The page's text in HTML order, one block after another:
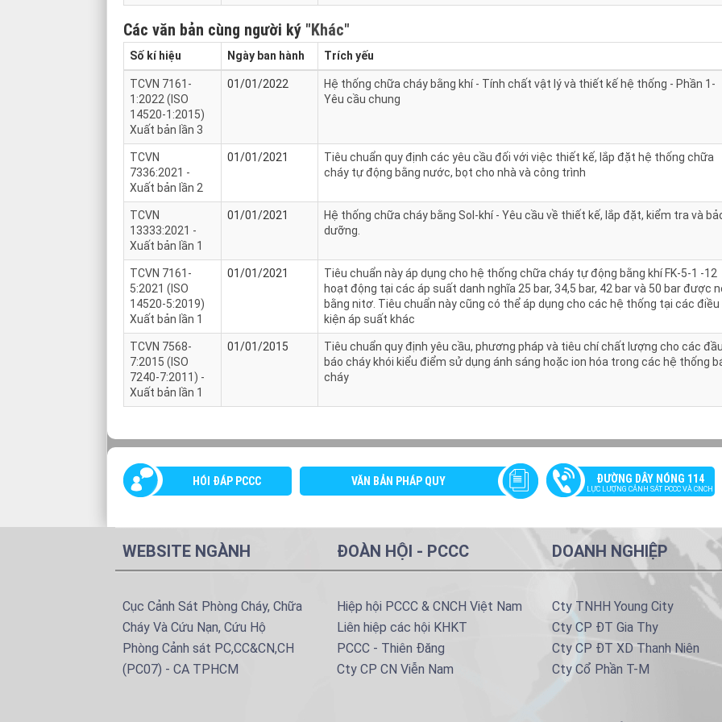
Các văn bản cùng người ký "Khác"
Số kí hiệu Ngày ban hành Trích yếu
TCVN 7161-
1:2022 (ISO
14520-1:2015)
Xuất bản lần 3
01/01/2022
Hệ thống chữa cháy bằng khí - Tính chất vật lý và thiết kế hệ thống - Phần 1-
Yêu cầu chung
TCVN
7336:2021 -
Xuất bản lần 2
01/01/2021
Tiêu chuẩn quy định các yêu cầu đối với việc thiết kế, lắp đặt hệ thống chữa
cháy tự động bằng nước, bọt cho nhà và công trình
TCVN
13333:2021 -
Xuất bản lần 1
01/01/2021
Hệ thống chữa cháy bằng Sol-khí - Yêu cầu về thiết kế, lắp đặt, kiểm tra và
dưỡng.
TCVN 7161-
5:2021 (ISO
14520-5:2019)
Xuất bản lần 1
01/01/2021
Tiêu chuẩn này áp dụng cho hệ thống chữa cháy tự động bằng khí FK-5-1 -12
hoạt động tại các áp suất danh nghĩa 25 bar, 34,5 bar, 42 bar và 50 bar được
bằng nitơ. Tiêu chuẩn này cũng có thể áp dụng cho các hệ thống tại các điều
kiện áp suất khác
TCVN 7568-
7:2015 (ISO
7240-7:2011) -
Xuất bản lần 1
01/01/2015
Tiêu chuẩn quy định yêu cầu, phương pháp và tiêu chí chất lượng cho các đầu
báo cháy khói kiểu điểm sử dụng ánh sáng hoặc ion hóa trong các hệ thống
cháy
HÓI ĐÁP PCCC VĂN BẢN PHÁP QUY ĐƯỜNG DÂY NÓNG 114
LỰC LƯỢNG CẢNH SÁT PCCC VÀ CNCH
WEBSITE NGÀNH
Cục Cảnh Sát Phòng Cháy, Chữa
Cháy Và Cứu Nạn, Cứu Hộ
Phòng Cảnh sát PC,CC&CN,CH
(PC07) - CA TPHCM
ĐOÀN HỘI - PCCC
Hiệp hội PCCC & CNCH Việt Nam
Liên hiệp các hội KHKT
PCCC - Thiên Đăng
Cty CP CN Viễn Nam
DOANH NGHIỆP
Cty TNHH Young City
Cty CP ĐT Gia Thy
Cty CP ĐT XD Thanh Niên
Cty Cổ Phần T-M